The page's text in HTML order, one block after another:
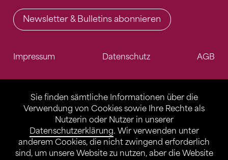
Sie finden sämtliche Informationen über die
Verwendung von Cookies sowie Ihre Rechte als
Nutzerin oder Nutzer in unserer
Datenschutzerklärung. Wir verwenden unter
anderem Cookies, die nicht zwingend erforderlich
sind, um unsere Website zu nutzen, aber die Website
Newsletter & Bulletins abonnieren
Impressum Datenschutz AGB